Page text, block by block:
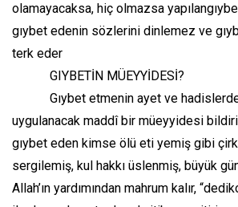
olamayacaksa, hiç olmazsa
gıybet edenin sözlerini dinlemez ve
terk eder
GIYBETİN MÜEYYİDESİ?
Gıybet etmenin ayet ve
uygulanacak maddî bir müeyyidesi
gıybet eden kimse ölü eti yemiş gibi
sergilemiş, kul hakkı üslenmiş, büyük
Allah’ın yardımından mahrum kalır,